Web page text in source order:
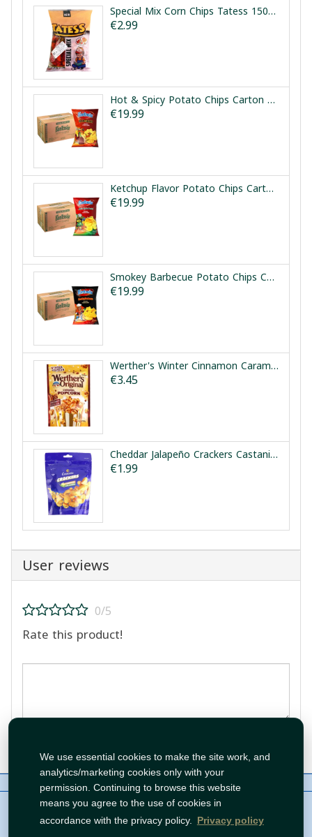
We use essential cookies to make the site work, and
analytics/marketing cookies only with your
permission. Continuing to browse this website
means you agree to the use of cookies in
accordance with the privacy policy. Privacy policy
Special Mix Corn Chips Tatess 150g | رقائق ذرة مشكلة تاتيس 150غ
€2.99
Hot & Spicy Potato Chips Carton Fantasia 12x90g | طرد شيبس بطاطا حار وحريف فانتازيا 12×90غ
€19.99
Ketchup Flavor Potato Chips Carton Fantasia 12x90g | طرد شيبس بطاطا بنكهة الكاتشب فانتازيا 12×90غ
€19.99
Smokey Barbecue Potato Chips Carton Fantasia 12x90g | طرد شيبس بطاطا بنكهة الباربكيو المدخن فانتازيا 12×90غ
€19.99
Werther's Winter Cinnamon Caramel Popcorn 140g | بوشار كراميل وقرفة وكوكيز ويثررز 140غ
€3.45
Cheddar Jalapeño Crackers Castania 100g | كراكرز شيدر هالبينو كاستانيا 100غ
€1.99
User reviews
0/5
Rate this product!
Contact Policies
Copyright© Tawfeer 2018-2026